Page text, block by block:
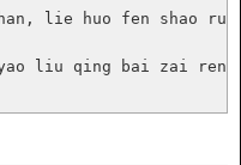
lie huo fen shao
yao liu qing bai zai ren